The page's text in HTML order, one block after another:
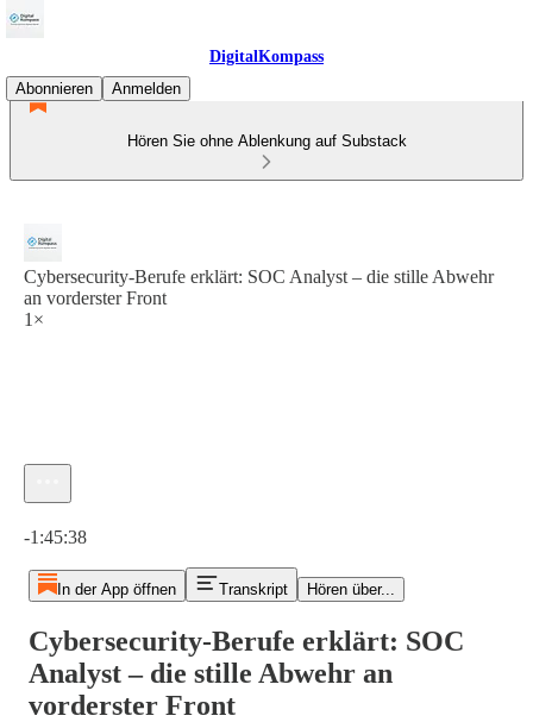
DigitalKompass
Abonnieren
Anmelden
Hören Sie ohne Ablenkung auf Substack
Cybersecurity-Berufe erklärt: SOC Analyst – die stille Abwehr
an vorderster Front
1×
-1:45:38
In der App öffnen Transkript Hören über...
Cybersecurity-Berufe erklärt: SOC
Analyst – die stille Abwehr an
vorderster Front